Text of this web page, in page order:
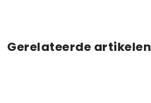
Gerelateerde artikelen